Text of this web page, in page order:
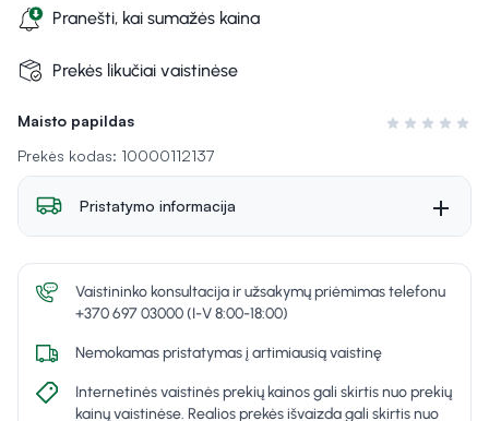
Maisto papildas
Įvertinimas 0
Prekės kodas: 10000112137
Pranešti, kai sumažės kaina
Prekės likučiai vaistinėse
Pristatymo informacija
Vaistininko konsultacija ir užsakymų priėmimas telefonu
+370 697 03000 (I-V 8:00-18:00)
Nemokamas pristatymas į artimiausią vaistinę
Internetinės vaistinės prekių kainos gali skirtis nuo prekių
kainų vaistinėse. Realios prekės išvaizda gali skirtis nuo